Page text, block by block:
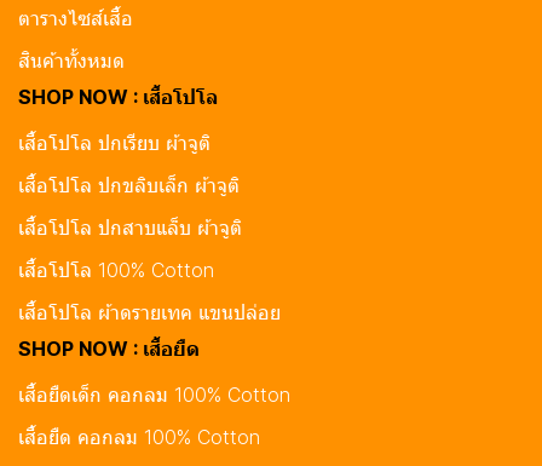
ตารางไซส์เสื้อ
สินค้าทั้งหมด
SHOP NOW : เสื้อโปโล
เสื้อโปโล ปกเรียบ ผ้าจูติ
เสื้อโปโล ปกขลิบเล็ก ผ้าจูติ
เสื้อโปโล ปกสาบแล็บ ผ้าจูติ
เสื้อโปโล 100% Cotton
เสื้อโปโล ผ้าดรายเทค แขนปล่อย
SHOP NOW : เสื้อยืด
เสื้อยืดเด็ก คอกลม 100% Cotton
เสื้อยืด คอกลม 100% Cotton